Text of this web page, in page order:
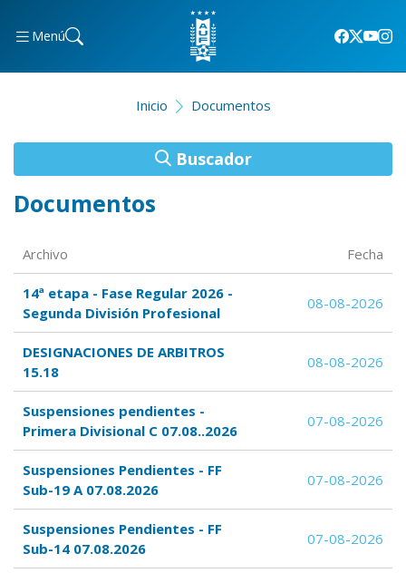
Menú
Inicio Documentos
Documentos
Archivo Fecha
14ª etapa - Fase Regular 2026 -
Segunda División Profesional
08-08-2026
DESIGNACIONES DE ARBITROS
15.18
08-08-2026
Suspensiones pendientes -
Primera Divisional C 07.08..2026
07-08-2026
Suspensiones Pendientes - FF
Sub-19 A 07.08.2026
07-08-2026
Suspensiones Pendientes - FF
Sub-14 07.08.2026
07-08-2026
Buscador